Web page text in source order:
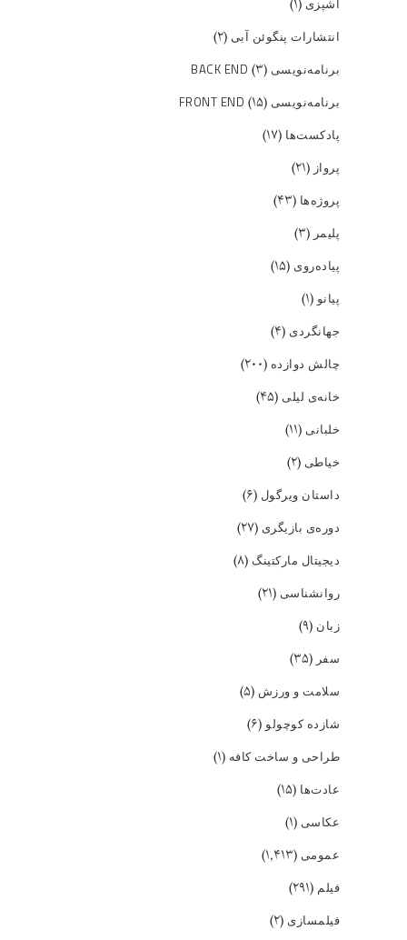
انتشارات پنگوئن آبی (۲)
برنامه‌نویسی BACK END (۳)
برنامه‌نویسی FRONT END (۱۵)
پادکست‌ها (۱۷)
پرواز (۲۱)
پروژه‌ها (۴۳)
پلیمر (۳)
پیاده‌روی (۱۵)
پیانو (۱)
جهانگردی (۴)
چالش دوازده (۲۰۰)
خانه‌ی لیلی (۴۵)
خلبانی (۱۱)
خیاطی (۲)
داستان ویرگول (۶)
دوره‌ی بازیگری (۲۷)
دیجیتال مارکتینگ (۸)
روانشناسی (۲۱)
زبان (۹)
سفر (۳۵)
سلامت و ورزش (۵)
شازده کوچولو (۶)
طراحی و ساخت کافه (۱)
عادت‌ها (۱۵)
عکاسی (۱)
عمومی (۱,۴۱۳)
فیلم (۲۹۱)
فیلمسازی (۲)